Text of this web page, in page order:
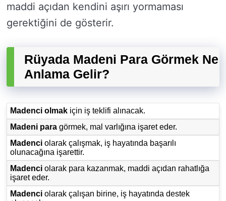
maddi açıdan kendini aşırı yormaması
gerektiğini de gösterir.
Rüyada Madeni Para Görmek Ne
Anlama Gelir?
Madenci olmak için iş teklifi alınacak.
Madeni para görmek, mal varlığına işaret eder.
Madenci olarak çalışmak, iş hayatında başarılı
olunacağına işarettir.
Madenci olarak para kazanmak, maddi açıdan rahatlığa
işaret eder.
Madenci olarak çalışan birine, iş hayatında destek